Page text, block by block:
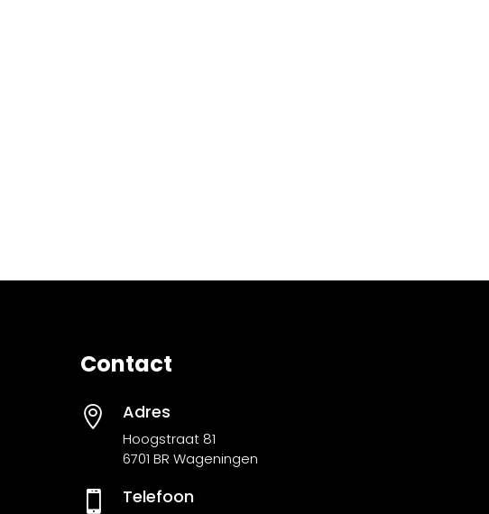
Contact
 Adres
Hoogstraat 81
6701 BR Wageningen
 Telefoon